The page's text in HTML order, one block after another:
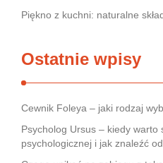
Piękno z kuchni: naturalne
Ostatnie wpisy
Cewnik Foleya – jaki rodzaj
Psycholog Ursus – kiedy warto
psychologicznej i jak znaleźć